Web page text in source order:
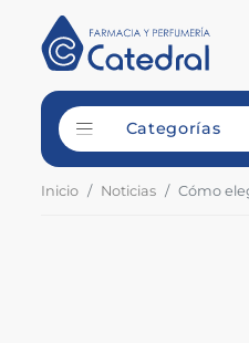
Categorías
Inicio Noticias Cómo